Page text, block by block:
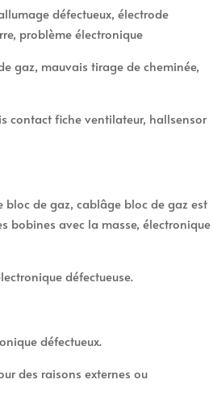
défectueux, électrode
problème électronique
gaz, mauvais tirage de cheminée,
contact fiche ventilateur, hallsensor
bloc de gaz, cablâge bloc de gaz est
bobines avec la masse, électronique
défectueuse.
défectueux.
des raisons externes ou